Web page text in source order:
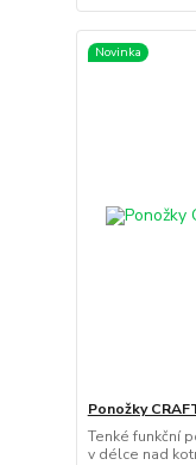
Novinka
Ponožky
Tenké funkční
v délce nad